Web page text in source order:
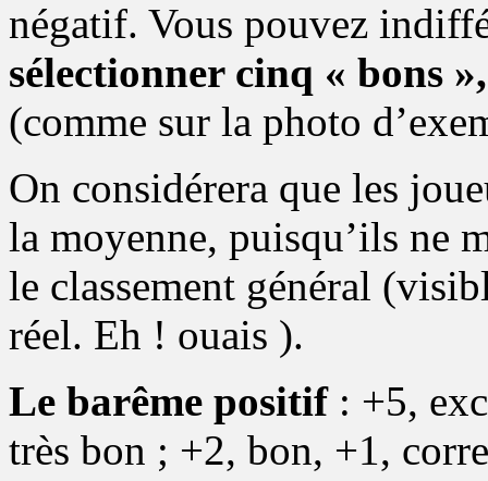
négatif. Vous pouvez
sélectionner cinq « bons
(comme sur la photo
On considérera que les
la moyenne, puisqu’ils ne
le classement général
réel. Eh ! ouais ).
Le barême positif: +5,
très bon ; +2, bon, +1,